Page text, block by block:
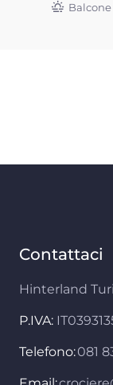
Balcone
Contattaci
Hinterland
P.IVA:
Telefono:081